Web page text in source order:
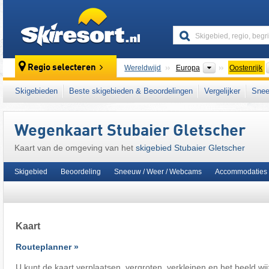
Regio selecteren Wereldwijd Europa Continenten
Oostenrijk
Dit skigebied ligt ook in: 5 Tiroolse gletsjers
Tiroler Alpen centrale
oostelijk deel van de Alpen, Alpen, West-
Skigebieden Beste skigebieden & Beoordelingen Vergelijker
Wegenkaart Stubaier Gletscher
Kaart van de omgeving van het skigebied Stubaier Gletscher
Skigebied Beoordeling Sneeuw / Weer / Webcams Accommodaties
Kaart
Routeplanner »